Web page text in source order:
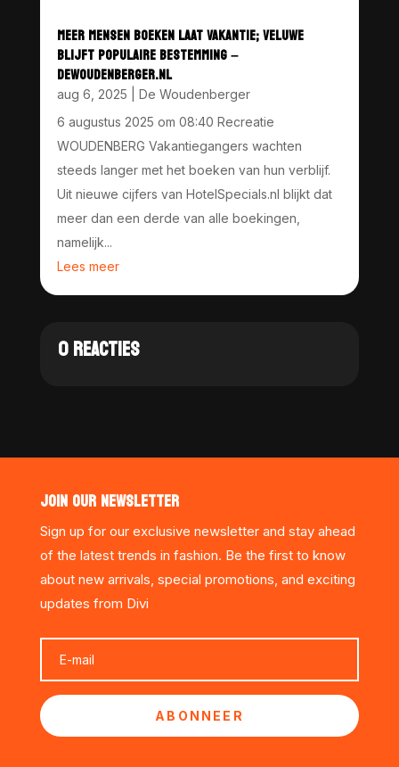
MEER MENSEN BOEKEN LAAT VAKANTIE; VELUWE
BLIJFT POPULAIRE BESTEMMING –
DEWOUDENBERGER.NL
aug 6, 2025
De Woudenberger
6 augustus 2025 om 08:40 Recreatie
WOUDENBERG Vakantiegangers wachten
steeds langer met het boeken van hun verblijf.
Uit nieuwe cijfers van HotelSpecials.nl blijkt dat
meer dan een derde van alle boekingen,
namelijk...
Lees meer
0 REACTIES
JOIN OUR NEWSLETTER
Sign up for our exclusive newsletter and stay ahead
of the latest trends in fashion. Be the first to know
about new arrivals, special promotions, and exciting
updates from Divi
ABONNEER